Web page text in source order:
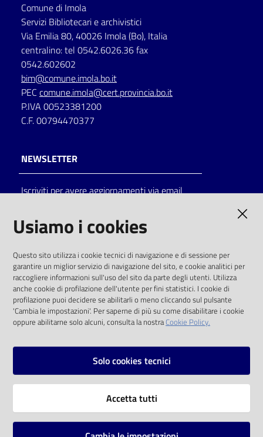
Seguici
su
Catalogo
Eventi
Chiedi al
bibliotecario
Avvisi
Comune di Imola
Servizi Bibliotecari e archivistici
Via Emilia 80, 40026 Imola (Bo), Italia
centralino: tel 0542.6026.36 fax
0542.602602
bim@comune.imola.bo.it
PEC comune.imola@cert.provincia.bo.it
P.IVA 00523381200
C.F. 00794470377
NEWSLETTER
Iscriviti per avere aggiornamenti via email
solo alle condizioni previste dalla direttiva
comunitaria 2003/98/CE e dal d.lgs. 36/2006
SOCIAL
Instagram
Vai alla pagina
Usiamo i cookies
Questo sito utilizza i cookie tecnici di navigazione e di sessione per
garantire un miglior servizio di navigazione del sito, e cookie analitici per
raccogliere informazioni sull'uso del sito da parte degli utenti. Utilizza
anche cookie di profilazione dell'utente per fini statistici. I cookie di
profilazione puoi decidere se abilitarli o meno cliccando sul pulsante
'Cambia le impostazioni'. Per saperne di più su come disabilitare i cookie
oppure abilitarne solo alcuni, consulta la nostraCookie Policy.
Solo cookies tecnici
Accetta tutti